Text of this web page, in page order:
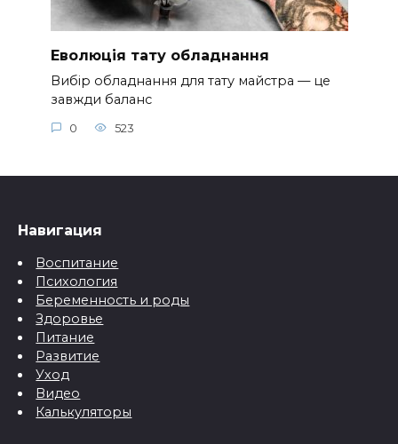
Еволюція тату обладнання
Вибір обладнання для тату майстра — це
завжди баланс
0 523
Навигация
Воспитание
Психология
Беременность и роды
Здоровье
Питание
Развитие
Уход
Видео
Калькуляторы